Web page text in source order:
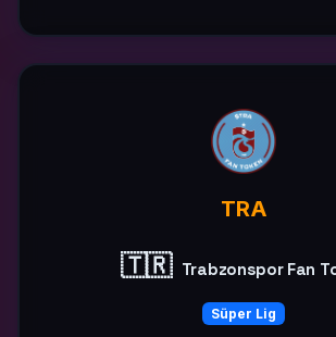
TRA
🇹🇷 Trabzonspor Fan
Süper Lig